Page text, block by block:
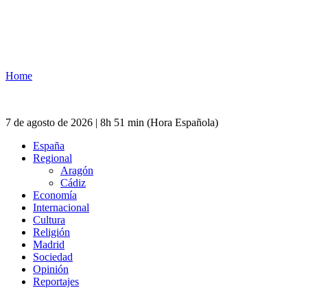
Home
7 de agosto de 2026 | 8h 51 min (Hora Española)
España
Regional
Aragón
Cádiz
Economía
Internacional
Cultura
Religión
Madrid
Sociedad
Opinión
Reportajes